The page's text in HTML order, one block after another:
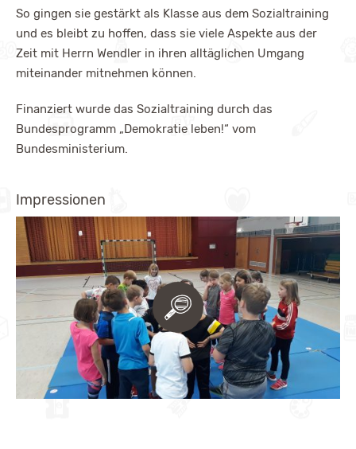
So gingen sie gestärkt als Klasse aus dem Sozialtraining
und es bleibt zu hoffen, dass sie viele Aspekte aus der
Zeit mit Herrn Wendler in ihren alltäglichen Umgang
miteinander mitnehmen können.
Finanziert wurde das Sozialtraining durch das
Bundesprogramm „Demokratie leben!“ vom
Bundesministerium.
Impressionen